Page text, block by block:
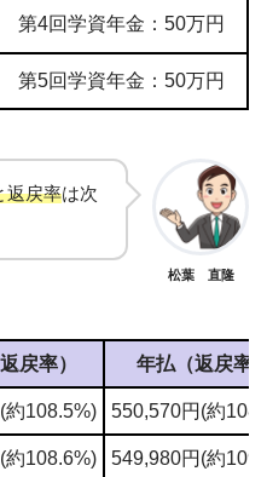
第4回学資年金：50万円
第5回学資年金：50万円
返戻率は次
松葉 直隆
戻率） 年払（返戻率
約108.5%) 550,570円(約
約108.6%) 549,980円(約